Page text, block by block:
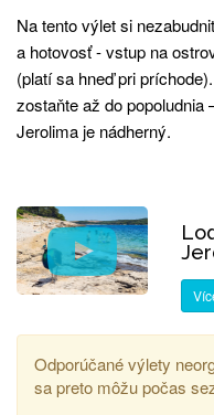
Na tento výlet si
a hotovosť - vstup na
(platí sa hneď pri
zostaňte až do popoludnia
Jerolima je nádherný.
Odporúčané výlety
sa preto môžu počas